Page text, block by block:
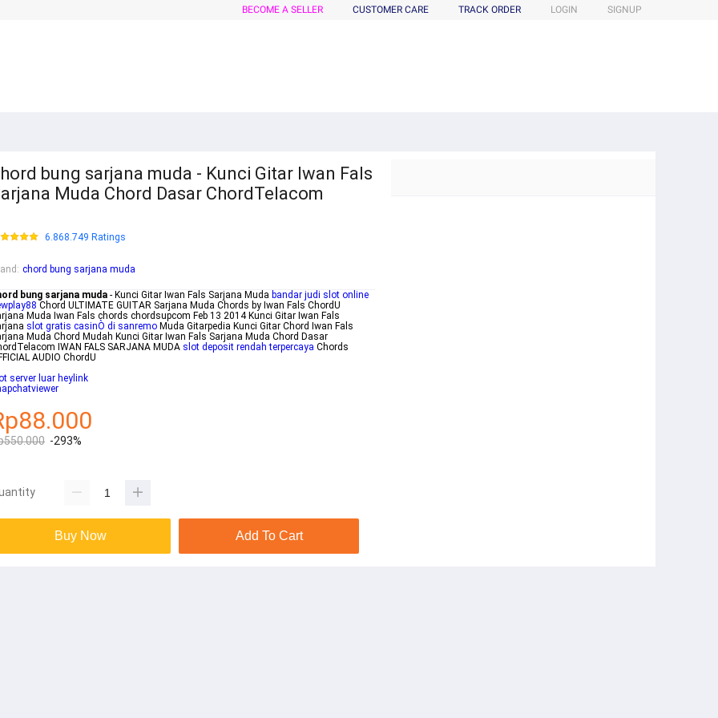
BECOME A SELLER CUSTOMER CARE TRACK ORDER LOGIN SIGNUP
bung sarjana muda - Kunci Gitar Iwan Fals
Muda Chord Dasar ChordTelacom
6.868.749 Ratings
: chord bung sarjana muda
bung sarjana muda - Kunci Gitar Iwan Fals Sarjana Muda bandar judi slot online
Chord ULTIMATE GUITAR Sarjana Muda Chords by Iwan Fals ChordU
Muda Iwan Fals chords chordsupcom Feb 13 2014 Kunci Gitar Iwan Fals
slot gratis casinÒ di sanremo Muda Gitarpedia Kunci Gitar Chord Iwan Fals
Muda Chord Mudah Kunci Gitar Iwan Fals Sarjana Muda Chord Dasar
IWAN FALS SARJANA MUDA slot deposit rendah terpercaya Chords
AUDIO ChordU
server luar heylink
-293%
Buy Now Add To Cart